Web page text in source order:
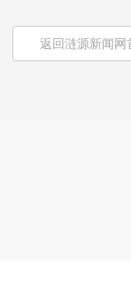
返回涟源新闻网